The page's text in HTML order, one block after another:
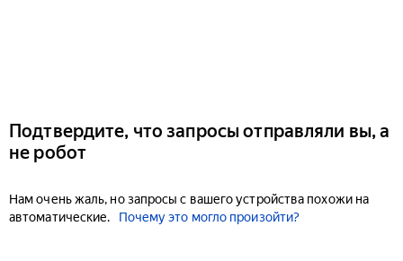
Подтвердите, что запросы отправляли вы, а
не робот
Нам очень жаль, но запросы с вашего устройства похожи на
автоматические.
Почему это могло произойти?